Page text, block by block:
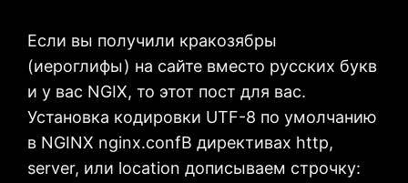
Если вы получили кракозябры
(иероглифы) на сайте вместо русских букв
и у вас NGIX, то этот пост для вас.
Установка кодировки UTF-8 по умолчанию
в NGINX nginx.confВ директивах http,
server, или location дописываем строчку: